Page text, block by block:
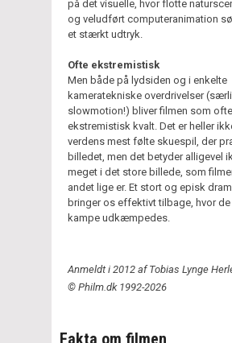
på det visuelle, hvor flotte
og veludført computeranimation
et stærkt udtryk.
Ofte ekstremistisk
Men både på lydsiden og i enkelte
kameratekniske overdrivelser
slowmotion!) bliver filmen som
ekstremistisk kvalt. Det er heller
verdens mest følte skuespil, der
billedet, men det betyder alligevel
meget i det store billede, som
andet lige er. Et stort og episk
bringer os effektivt tilbage, hvor
kampe udkæmpedes.
Anmeldt i 2012 af Tobias Lynge
© Philm.dk 1992-2026
Fakta om filmen